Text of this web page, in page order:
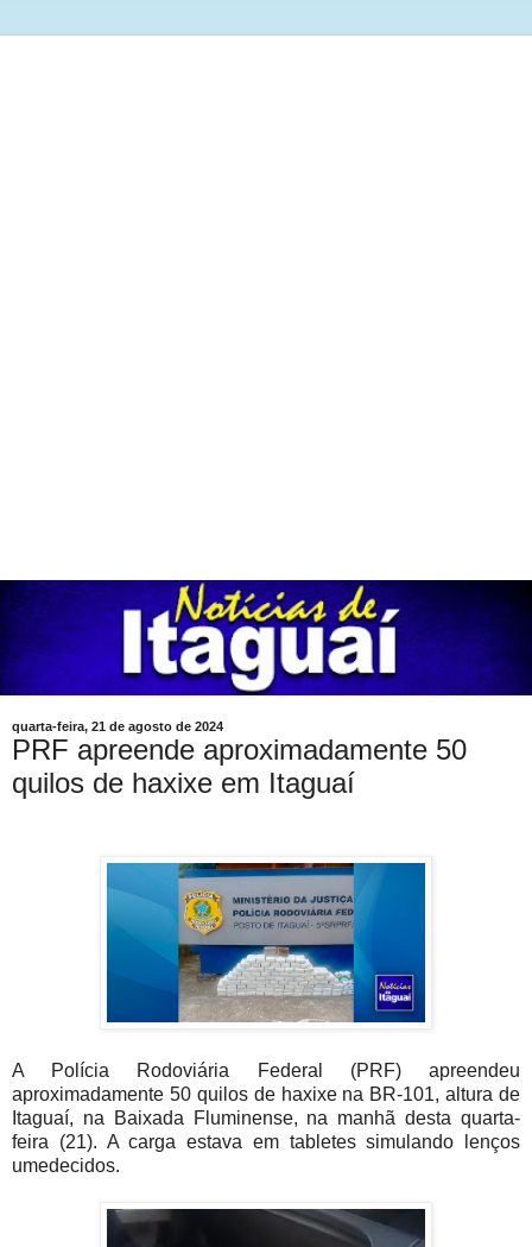
quarta-feira, 21 de agosto de 2024
PRF apreende aproximadamente 50
quilos de haxixe em Itaguaí
A Polícia Rodoviária Federal (PRF) apreendeu
aproximadamente 50 quilos de haxixe na BR-101, altura de
Itaguaí, na Baixada Fluminense, na manhã desta quarta-
feira (21). A carga estava em tabletes simulando lenços
umedecidos.